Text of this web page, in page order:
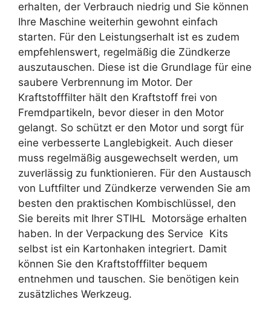
erhalten, der Verbrauch niedrig und Sie können
Ihre Maschine weiterhin gewohnt einfach
starten. Für den Leistungserhalt ist es zudem
empfehlenswert, regelmäßig die Zündkerze
auszutauschen. Diese ist die Grundlage für eine
saubere Verbrennung im Motor. Der
Kraftstofffilter hält den Kraftstoff frei von
Fremdpartikeln, bevor dieser in den Motor
gelangt. So schützt er den Motor und sorgt für
eine verbesserte Langlebigkeit. Auch dieser
muss regelmäßig ausgewechselt werden, um
zuverlässig zu funktionieren. Für den Austausch
von Luftfilter und Zündkerze verwenden Sie am
besten den praktischen Kombischlüssel, den
Sie bereits mit Ihrer STIHL Motorsäge erhalten
haben. In der Verpackung des Service Kits
selbst ist ein Kartonhaken integriert. Damit
können Sie den Kraftstofffilter bequem
entnehmen und tauschen. Sie benötigen kein
zusätzliches Werkzeug.